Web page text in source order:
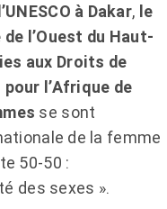
à Dakar, le
l’Ouest du Haut-
aux Droits de
l’Afrique de
se sont
de la femme
50-50 :
des sexes ».